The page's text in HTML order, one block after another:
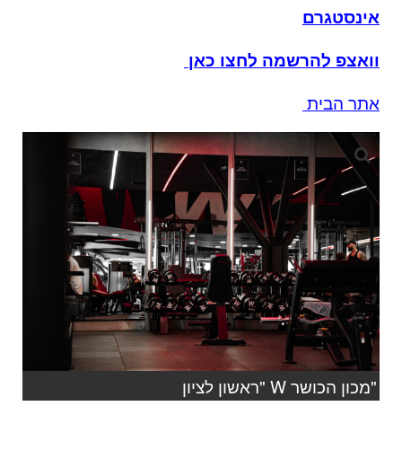
אינסטגרם
וואצפ להרשמה לחצו כאן
אתר הבית
"מכון הכושר W "ראשון לציון